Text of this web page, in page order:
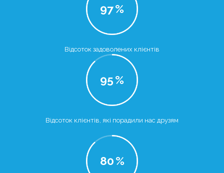
97%
Відсоток задоволених клієнтів
95%
Відсоток клієнтів, які порадили нас друзям
80%